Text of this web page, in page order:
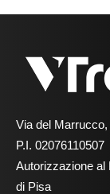
Via del
P.I. 02076110507
Autorizzazione al
di Pisa